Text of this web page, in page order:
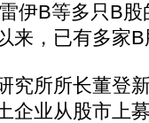
伊B等多只B
来，已有多家
所所长董登
企业从股市上